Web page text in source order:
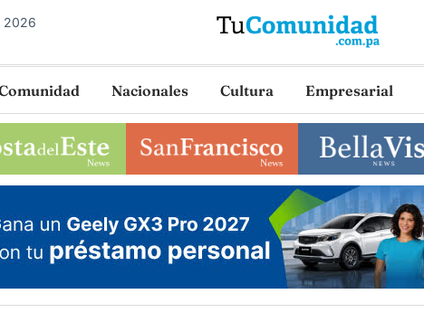
2026
Nacionales Cultura Empresarial